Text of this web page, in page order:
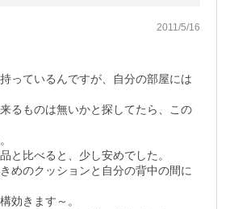
2011/5/16
っているんですが、自分の部屋には
るものは無いかと探してたら、この
と比べると、少し安めでした。
めのクッションと自分の背中の間に
効きます～。